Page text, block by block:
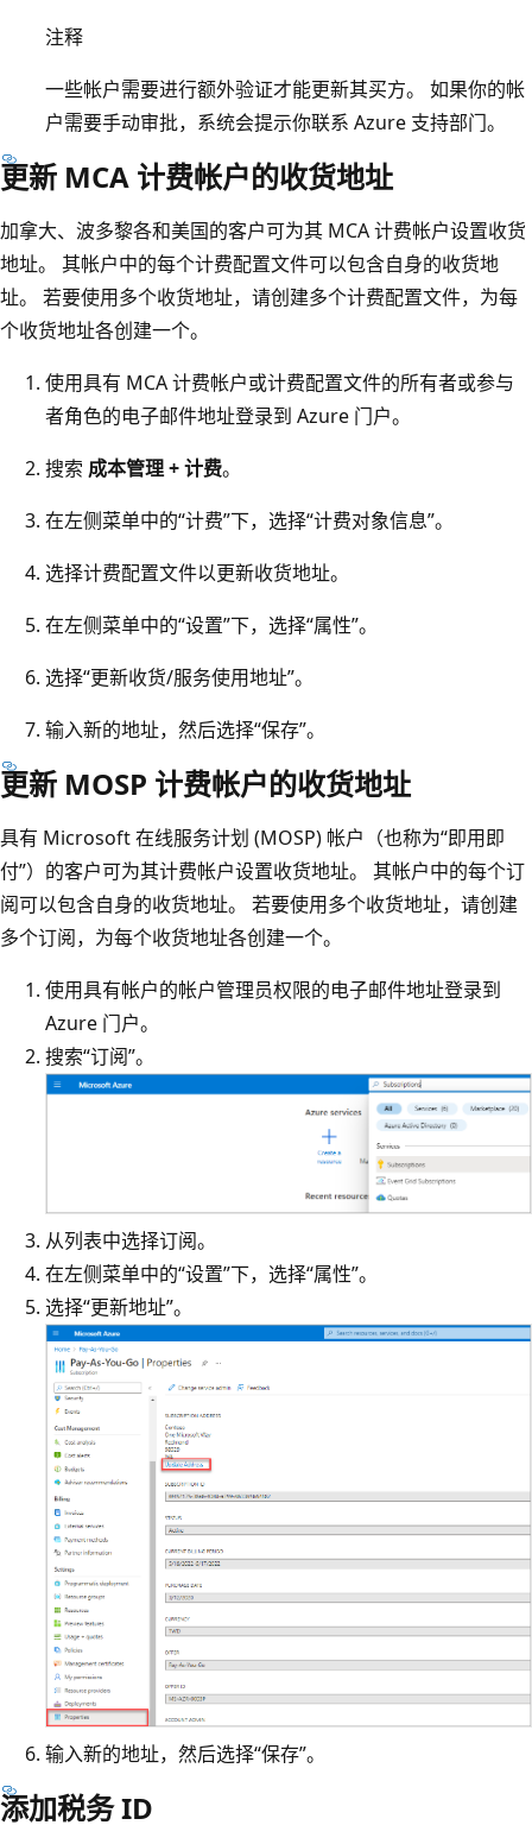
注释
一些帐户需要进行额外验证才能更新其买方。 如果你的帐
户需要手动审批，系统会提示你联系 Azure 支持部门。
更新 MCA 计费帐户的收货地址
加拿大、波多黎各和美国的客户可为其 MCA 计费帐户设置收货
地址。 其帐户中的每个计费配置文件可以包含自身的收货地
址。 若要使用多个收货地址，请创建多个计费配置文件，为每
个收货地址各创建一个。
使用具有 MCA 计费帐户或计费配置文件的所有者或参与
者角色的电子邮件地址登录到 Azure 门户。
搜索 成本管理 + 计费。
在左侧菜单中的“计费”下，选择“计费对象信息”。
选择计费配置文件以更新收货地址。
在左侧菜单中的“设置”下，选择“属性”。
选择“更新收货/服务使用地址”。
输入新的地址，然后选择“保存”。
更新 MOSP 计费帐户的收货地址
具有 Microsoft 在线服务计划 (MOSP) 帐户（也称为“即用即
付”）的客户可为其计费帐户设置收货地址。 其帐户中的每个订
阅可以包含自身的收货地址。 若要使用多个收货地址，请创建
多个订阅，为每个收货地址各创建一个。
使用具有帐户的帐户管理员权限的电子邮件地址登录到
Azure 门户。
搜索“订阅”。
从列表中选择订阅。
在左侧菜单中的“设置”下，选择“属性”。
选择“更新地址”。
输入新的地址，然后选择“保存”。
添加税务 ID